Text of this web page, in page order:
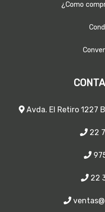
¿Como
Avda. El Retiro 1227
22
22